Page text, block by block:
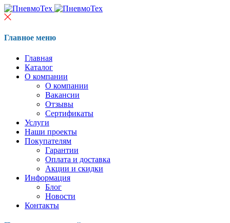
Главное меню
Главная
Каталог
О компании
О компании
Вакансии
Отзывы
Сертификаты
Услуги
Наши проекты
Покупателям
Гарантии
Оплата и доставка
Акции и скидки
Информация
Блог
Новости
Контакты